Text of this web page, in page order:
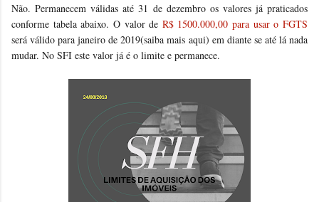
Não. Permanecem válidas até 31 de dezembro os valores já praticados
conforme tabela abaixo. O valor de R$ 1500.000,00 para usar o FGTS
será válido para janeiro de 2019(saiba mais aqui) em diante se até lá nada
mudar. No SFI este valor já é o limite e permanece.